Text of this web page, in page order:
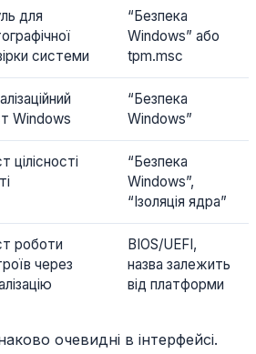
для
системи
“Безпека
Windows” або
tpm.msc
Windows
“Безпека
Windows”
цілісності
“Безпека
Windows”,
“Ізоляція ядра”
роботи
через
BIOS/UEFI,
назва залежить
від платформи
очевидні в інтерфейсі.